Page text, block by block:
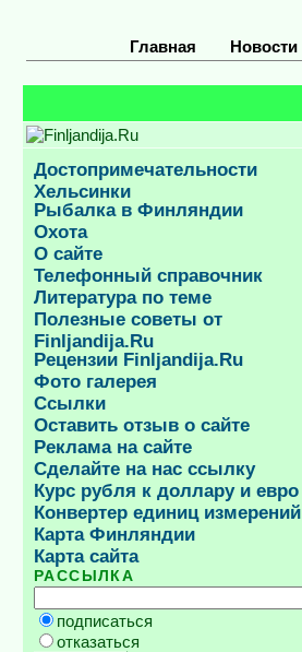
Главная Новости
Достопримечательности
Хельсинки
Рыбалка в Финляндии
Охота
О сайте
Телефонный справочник
Литература по теме
Полезные советы от
Finljandija.Ru
Рецензии Finljandija.Ru
Фото галерея
Ссылки
Оставить отзыв о сайте
Реклама на сайте
Сделайте на нас ссылку
Курс рубля к доллару и евро
Конвертер единиц измерений
Карта Финляндии
Карта сайта
РАССЫЛКА
подписаться
отказаться